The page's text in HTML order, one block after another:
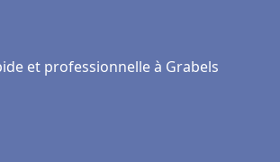
et professionnelle à Grabels